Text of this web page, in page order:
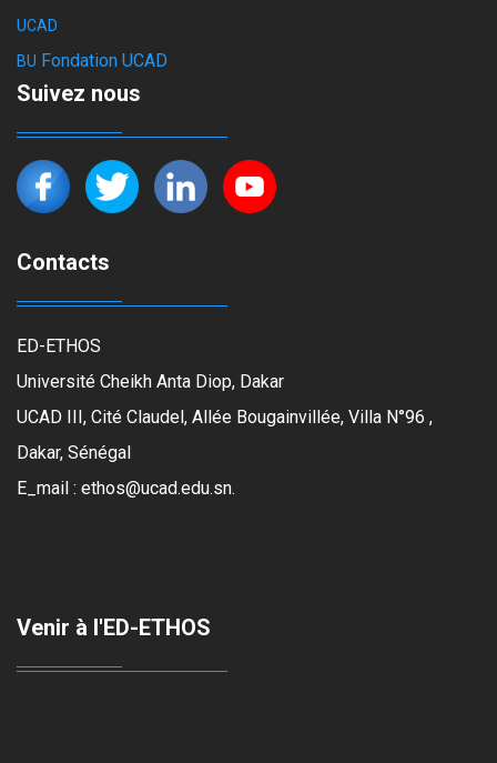
UCAD
BU Fondation UCAD
Suivez nous
Contacts
ED-ETHOS
Université Cheikh Anta Diop, Dakar
UCAD III, Cité Claudel, Allée Bougainvillée, Villa N°96 ,
Dakar, Sénégal
E_mail : ethos@ucad.edu.sn.
Venir à l'ED-ETHOS